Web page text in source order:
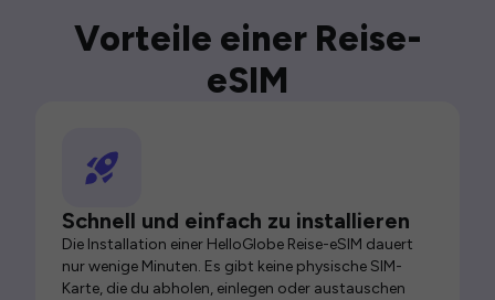
Vorteile einer Reise-
eSIM
Schnell und einfach zu installieren
Die Installation einer HelloGlobe Reise-eSIM dauert
nur wenige Minuten. Es gibt keine physische SIM-
Karte, die du abholen, einlegen oder austauschen